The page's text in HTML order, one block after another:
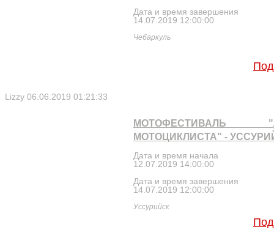
Дата и время завершения
14.07.2019 12:00:00
Чебаркуль
Lizzy 06.06.2019 01:21:33
МОТОФЕСТИВАЛЬ
МОТОЦИКЛИСТА" -
Дата и время начала
12.07.2019 14:00:00
Дата и время завершения
14.07.2019 12:00:00
Уссурийск